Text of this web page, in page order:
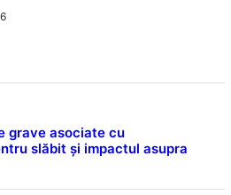
grave asociate cu
slăbit și impactul asupra